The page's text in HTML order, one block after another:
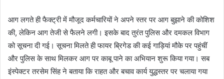
आग लगते ही फैक्ट्री में मौजूद कर्मचारियों ने अपने स्तर पर आग बुझाने की कोशिश
की, लेकिन आग तेजी से फैलने लगी। इसके बाद तुरंत पुलिस और दमकल विभाग
को सूचना दी गई। सूचना मिलते ही फायर ब्रिगेड की कई गाड़ियां मौके पर पहुंचीं
और पुलिस के साथ मिलकर आग पर काबू पाने का अभियान शुरू किया गया। सब
इंस्पेक्टर तरसेम सिंह ने बताया कि राहत और बचाव कार्य युद्धस्तर पर चलाया गया